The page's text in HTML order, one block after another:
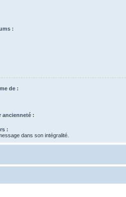
:
de :
ancienneté :
:
dans son intégralité.